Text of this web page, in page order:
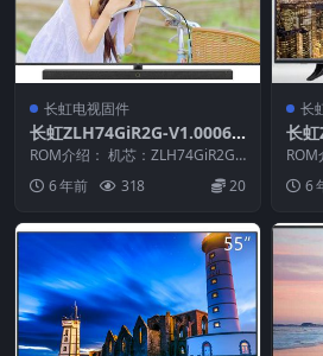
长虹电视固件
长虹ZLH74GiR2G-V1.00063
整机原厂刷机固件下载
ROM介绍： 机芯：ZLH74GiR2G
型：...6 年前 318 20
长
长
机
ROM
件
请...6